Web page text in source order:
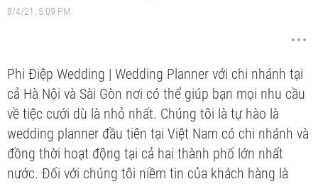
8/4/21, 5:09 PM
Phi Điệp Wedding | Wedding Planner với chi nhánh tại
cả Hà Nội và Sài Gòn nơi có thể giúp bạn mọi nhu cầu
về tiệc cưới dù là nhỏ nhất. Chúng tôi là tự hào là
wedding planner đầu tiên tại Việt Nam có chi nhánh và
đồng thời hoạt động tại cả hai thành phố lớn nhất
nước. Đối với chúng tôi niềm tin của khách hàng là